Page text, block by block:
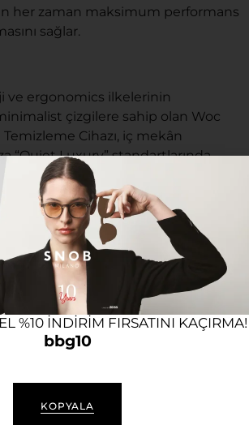
her zaman maksimum performans
sağlar.
ve ergonomics ilkelerinin
çizgilere sahip olan Woc
Cihazı, iç mekân
“Quiet Luxury” standartlarında
Modern ve kompakt yapısı
minimum alan kaplarken
sağlar. Entegre taşıma
yuvası, cihazı odalar arasında
ve konumlandırma özgürlüğü
yer alan kullanıcı dostu LED ekran,
durumunu ve cihazın çalışma
ve akıcı bir görsel arayüzle
$18 \text{ cm}$
%10 INDIRIM FIRSATINI KAÇIRMA!
bbg10
KOPYALA